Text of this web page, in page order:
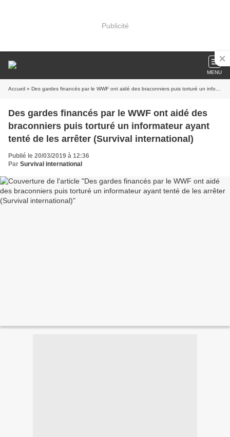
Publicité
MENU
Accueil » Des gardes financés par le WWF ont aidé des braconniers puis torturé un informateur ayant tenté de les arrêter (Survival international)
Des gardes financés par le WWF ont aidé des
braconniers puis torturé un informateur ayant
tenté de les arrêter (Survival international)
Publié le 20/03/2019 à 12:36
Par Survival international